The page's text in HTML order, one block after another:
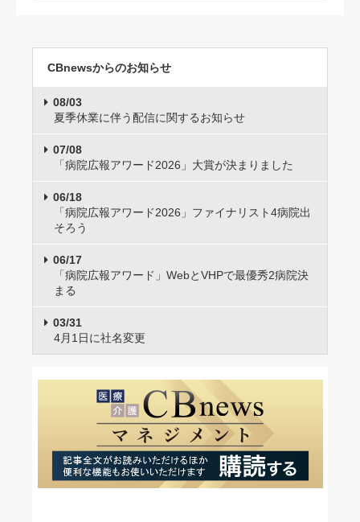
CBnewsからのお知らせ
08/03
夏季休業に伴う配信に関するお知らせ
07/08
「病院広報アワード2026」大賞が決まりました
06/18
「病院広報アワード2026」ファイナリスト4病院出
そろう
06/17
「病院広報アワード」WebとVHPで最優秀2病院決
まる
03/31
4月1日に社名変更